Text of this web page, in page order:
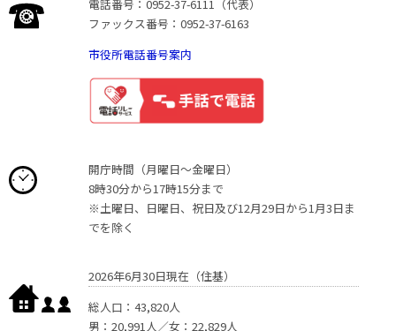
電話番号：0952-37-6111（代表）
ファックス番号：0952-37-6163
市役所電話番号案内
開庁時間（月曜日〜金曜日）
8時30分から17時15分まで
※土曜日、日曜日、祝日及び12月29日から1月3日ま
でを除く
2026年6月30日現在（住基）
総人口：43,820人
男：20,991人／女：22,829人